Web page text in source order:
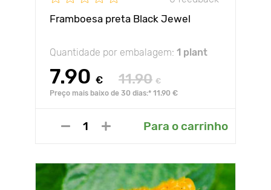
Framboesa preta Black Jewel
Quantidade por embalagem: 1 plant
7.90 € 11.90 €
Preço mais baixo de 30 dias:* 11.90 €
Para o carrinho